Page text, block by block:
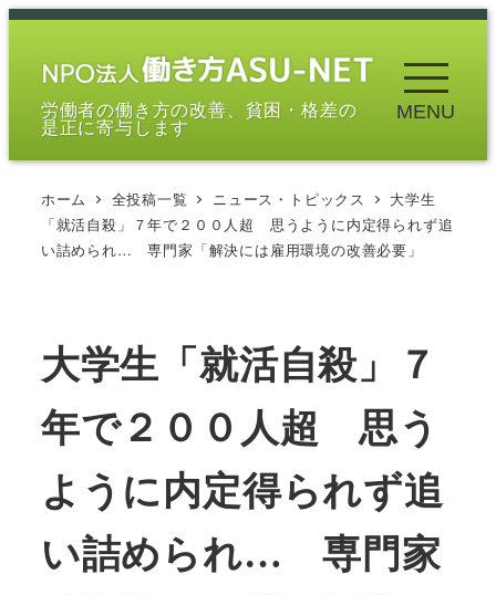
メ
労働者の働き方の改善、貧困・格差の
是正に寄与します
MENU
ホーム 全投稿一覧 ニュース・トピックス
大学生
「就活自殺」７年で２００人超 思うように内定得られず追
い詰められ… 専門家「解決には雇用環境の改善必要」
大学生「就活自殺」７
年で２００人超 思う
ように内定得られず追
い詰められ… 専門家